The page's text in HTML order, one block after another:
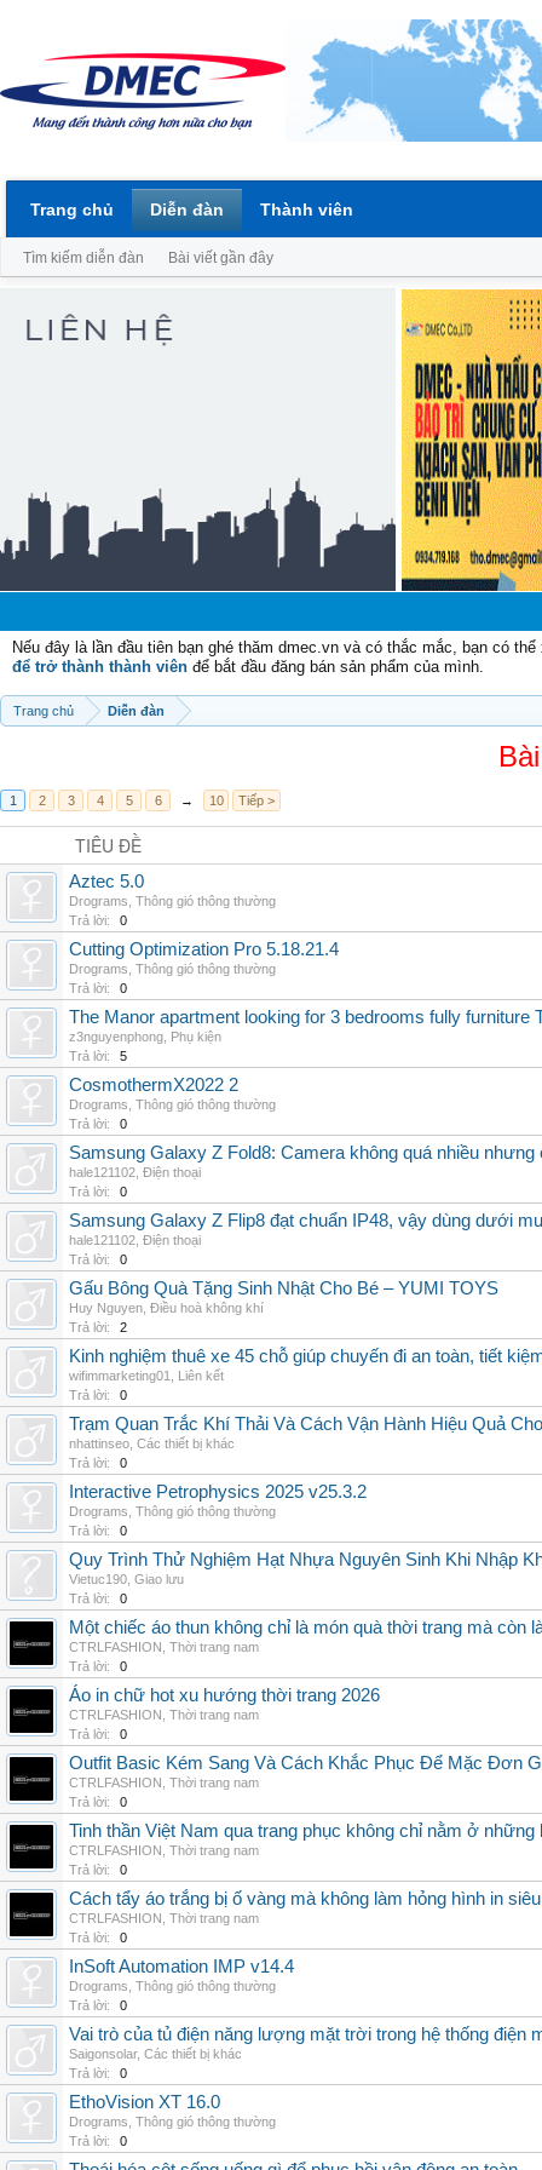
Nếu đây là lần đầu tiên bạn ghé thăm dmec.vn và có thắc mắc, bạn có
để trở thành thành viên để bắt đầu đăng bán sản phẩm của mình.
Trang chủ Diễn đàn
1 2 3 4 5 6 → 10 Tiếp >
TIÊU ĐỀ
Aztec 5.0
Drograms Thông gió thông thường
Trả lời:
0
Cutting Optimization Pro 5.18.21.4
Drograms Thông gió thông thường
Trả lời:
0
The Manor apartment looking for 3 bedrooms fully furniture
z3nguyenphong Phụ kiện
Trả lời:
5
CosmothermX2022 2
Drograms Thông gió thông thường
Trả lời:
0
Samsung Galaxy Z Fold8: Camera không quá nhiều nhưng
hale121102 Điện thoại
Trả lời:
0
Samsung Galaxy Z Flip8 đạt chuẩn IP48, vậy dùng dưới
hale121102 Điện thoại
Trả lời:
0
Gấu Bông Quà Tặng Sinh Nhật Cho Bé – YUMI TOYS
Huy Nguyen Điều hoà không khí
Trả lời:
2
Kinh nghiệm thuê xe 45 chỗ giúp chuyến đi an toàn, tiết
wifimmarketing01
Liên kết
Trả lời:
0
Trạm Quan Trắc Khí Thải Và Cách Vận Hành Hiệu Quả
nhattinseo Các thiết bị khác
Trả lời:
0
Interactive Petrophysics 2025 v25.3.2
Drograms Thông gió thông thường
Trả lời:
0
Quy Trình Thử Nghiệm Hạt Nhựa Nguyên Sinh Khi Nhập
Vietuc190 Giao lưu
Trả lời:
0
Một chiếc áo thun không chỉ là món quà thời trang mà
CTRLFASHION Thời trang nam
Trả lời:
0
Áo in chữ hot xu hướng thời trang 2026
CTRLFASHION Thời trang nam
Trả lời:
0
Outfit Basic Kém Sang Và Cách Khắc Phục Để Mặc Đơn
CTRLFASHION Thời trang nam
Trả lời:
0
Tinh thần Việt Nam qua trang phục không chỉ nằm ở
CTRLFASHION Thời trang nam
Trả lời:
0
Cách tẩy áo trắng bị ố vàng mà không làm hỏng hình in
CTRLFASHION Thời trang nam
Trả lời:
0
InSoft Automation IMP v14.4
Drograms Thông gió thông thường
Trả lời:
0
Vai trò của tủ điện năng lượng mặt trời trong hệ thống điện
Saigonsolar, Các thiết bị khác
Trả lời:
0
EthoVision XT 16.0
Drograms Thông gió thông thường
Trả lời:
0
Trang chủ Diễn đàn
Tìm kiếm diễn đàn Bài viết gần đây
Thành viên